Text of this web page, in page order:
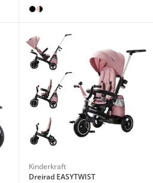
Kinderkraft
Dreirad EASYTWIST